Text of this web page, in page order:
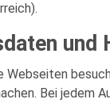
und
Webseiten
Bei jedem